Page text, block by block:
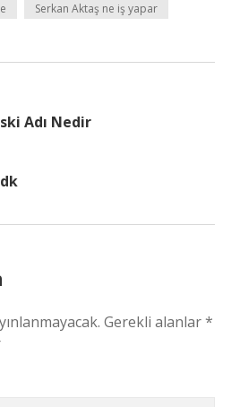
Serkan Aktaş ne iş yapar
Adı Nedir
Gerekli alanlar*